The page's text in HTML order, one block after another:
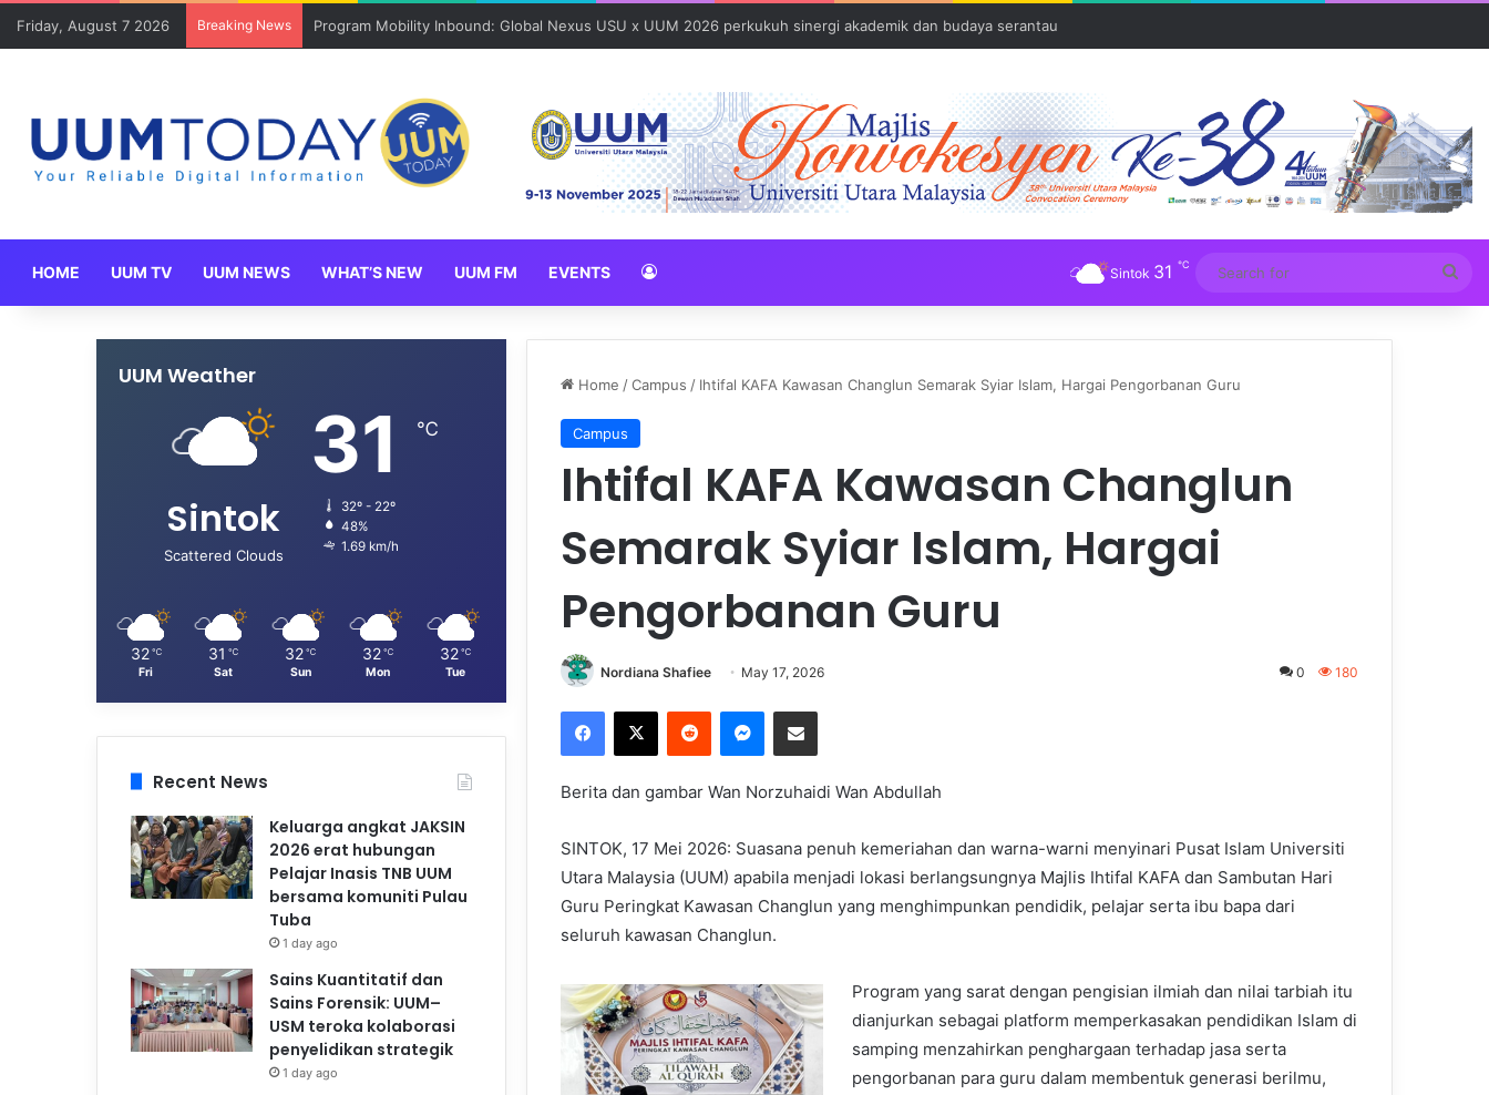
Friday, August 7 2026 Breaking News Keluarga angkat JAKSIN 2026 erat hubungan Pelajar Inasis TNB UUM bersama komuniti Pulau Tuba
HOME UUM TV UUM NEWS WHAT’S NEW UUM FM EVENTS Sintok 31 ℃
for
Home /Campus / Ihtifal KAFA Kawasan Changlun Semarak Syiar Islam, Hargai Pengorbanan Guru
Campus
Ihtifal KAFA Kawasan Changlun
Semarak Syiar Islam, Hargai
Pengorbanan Guru
Nordiana Shafiee May 17, 2026 0 180
Berita dan gambar Wan Norzuhaidi Wan Abdullah
SINTOK, 17 Mei 2026: Suasana penuh kemeriahan dan warna-warni menyinari Pusat Islam Universiti
Utara Malaysia (UUM) apabila menjadi lokasi berlangsungnya Majlis Ihtifal KAFA dan Sambutan Hari
Guru Peringkat Kawasan Changlun yang menghimpunkan pendidik, pelajar serta ibu bapa dari
seluruh kawasan Changlun.
Program yang sarat dengan pengisian ilmiah dan nilai tarbiah itu
dianjurkan sebagai platform memperkasakan pendidikan Islam di
samping menzahirkan penghargaan terhadap jasa serta
pengorbanan para guru dalam membentuk generasi berilmu,
UUM Weather
Sintok
Scattered Clouds
31 ℃
32º - 22º
48%
1.69 km/h
32 ℃
Fri
31 ℃
Sat
32 ℃
Sun
32 ℃
Mon
32 ℃
Tue
Recent News
Keluarga angkat JAKSIN
2026 erat hubungan
Pelajar Inasis TNB UUM
bersama komuniti Pulau
Tuba
1 day ago
Sains Kuantitatif dan
Sains Forensik: UUM–
USM teroka kolaborasi
penyelidikan strategik
1 day ago